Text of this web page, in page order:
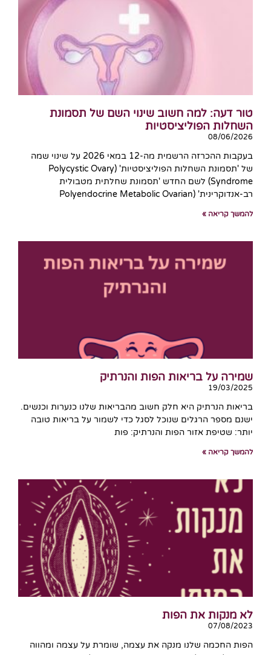
טור דעה: למה חשוב שינוי השם של תסמונת
השחלות הפוליציסטיות
08/06/2026
בעקבות ההכרזה הרשמית מה-12 במאי 2026 על שינוי שמה
של 'תסמונת השחלות הפוליציסטיות' (Polycystic Ovary
Syndrome) לשם החדש 'תסמונת שחלתית מטבולית
רב-אנדוקרינית' (Polyendocrine Metabolic Ovarian
להמשך קריאה »
שמירה על בריאות הפות והנרתיק
19/03/2025
בריאות הנרתיק היא חלק חשוב מהבריאות שלנו כנערות וכנשים.
ישנם מספר הרגלים שנוכל לסגל כדי לשמור על בריאות טובה
יותר: שטיפת אזור הפות והנרתיק: פות
להמשך קריאה »
לא מנקות את הפות
07/08/2023
הפות החכמה שלנו מנקה את עצמה, שומרת על עצמה ומהווה